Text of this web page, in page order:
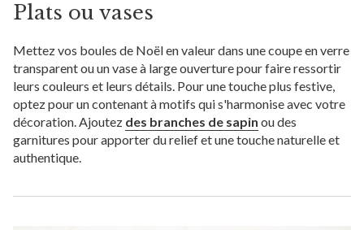
Plats ou vases
Mettez vos boules de Noël en valeur dans une coupe en verre
transparent ou un vase à large ouverture pour faire ressortir
leurs couleurs et leurs détails. Pour une touche plus festive,
optez pour un contenant à motifs qui s'harmonise avec votre
décoration. Ajoutez des branches de sapin ou des
garnitures pour apporter du relief et une touche naturelle et
authentique.